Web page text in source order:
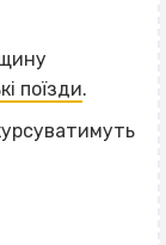
поїзди.